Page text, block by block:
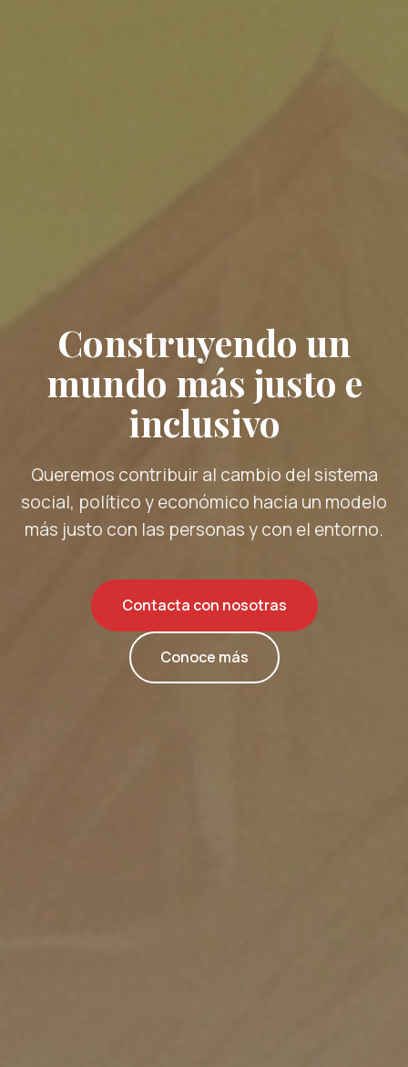
Construyendo un
mundo más justo e
inclusivo
Queremos contribuir al cambio del sistema
social, político y económico hacia un modelo
más justo con las personas y con el entorno.
Contacta con nosotras
Conoce más